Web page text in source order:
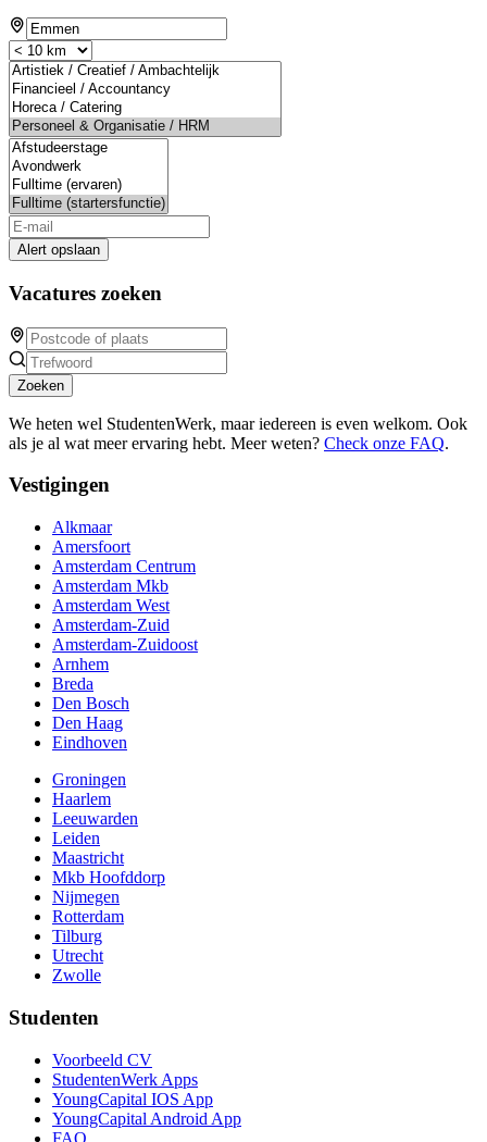
Alert opslaan
Vacatures zoeken
Zoeken
We heten wel StudentenWerk, maar iedereen is even welkom. Ook
als je al wat meer ervaring hebt. Meer weten? Check onze FAQ.
Vestigingen
Alkmaar
Amersfoort
Amsterdam Centrum
Amsterdam Mkb
Amsterdam West
Amsterdam-Zuid
Amsterdam-Zuidoost
Arnhem
Breda
Den Bosch
Den Haag
Eindhoven
Groningen
Haarlem
Leeuwarden
Leiden
Maastricht
Mkb Hoofddorp
Nijmegen
Rotterdam
Tilburg
Utrecht
Zwolle
Studenten
Voorbeeld CV
StudentenWerk Apps
YoungCapital IOS App
YoungCapital Android App
FAQ